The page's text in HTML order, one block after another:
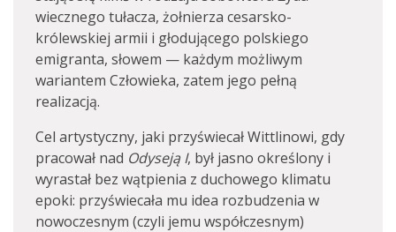
wiecznego tułacza, żołnierza cesarsko-
królewskiej armii i głodującego polskiego
emigranta, słowem — każdym możliwym
wariantem Człowieka, zatem jego pełną
realizacją.
Cel artystyczny, jaki przyświecał Wittlinowi, gdy
pracował nad Odyseją I, był jasno określony i
wyrastał bez wątpienia z duchowego klimatu
epoki: przyświecała mu idea rozbudzenia w
nowoczesnym (czyli jemu współczesnym)